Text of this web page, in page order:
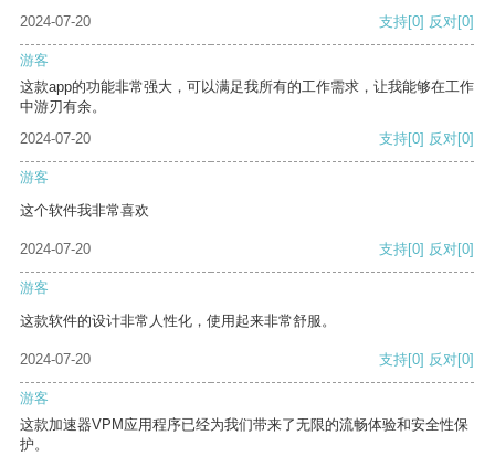
2024-07-20
支持[0] 反对[0]
游客
这款app的功能非常强大，可以满足我所有的工作需求，让我能够在工作
中游刃有余。
2024-07-20
支持[0] 反对[0]
游客
这个软件我非常喜欢
2024-07-20 支持[0] 反对[0]
游客
这款软件的设计非常人性化，使用起来非常舒服。
2024-07-20 支持[0] 反对[0]
游客
这款加速器VPM应用程序已经为我们带来了无限的流畅体验和安全性保
护。